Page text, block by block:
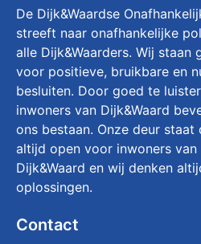
De Dijk&Waardse
streeft naar onafhankelijke
alle Dijk&Waarders. Wij staan
voor positieve, bruikbare en
besluiten. Door goed te
inwoners van Dijk&Waard
ons bestaan. Onze deur staat
altijd open voor inwoners van
Dijk&Waard en wij denken
oplossingen.
Contact